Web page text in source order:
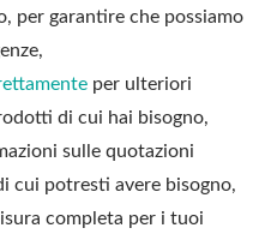
per garantire che possiamo
per ulteriori
di cui hai bisogno,
sulle quotazioni
cui potresti avere bisogno,
completa per i tuoi